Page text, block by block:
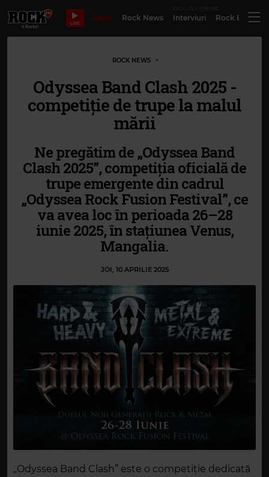
LIVE
Bilete Rock News Interviuri Rock
ROCK NEWS
Odyssea Band Clash 2025 -
competiție de trupe la malul
mării
Ne pregătim de „Odyssea Band
Clash 2025”, competiția oficială de
trupe emergente din cadrul
„Odyssea Rock Fusion Festival”, ce
va avea loc în perioada 26–28
iunie 2025, în stațiunea Venus,
Mangalia.
JOI, 10 APRILIE 2025
„Odyssea Band Clash” este o competiție dedicată